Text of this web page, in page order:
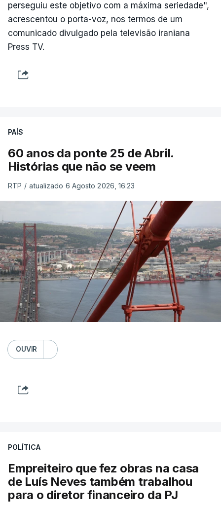
perseguiu este objetivo com a máxima seriedade",
acrescentou o porta-voz, nos termos de um
comunicado divulgado pela televisão iraniana
Press TV.
PAÍS
60 anos da ponte 25 de Abril.
Histórias que não se veem
RTP / atualizado 6 Agosto 2026, 16:23
OUVIR
POLÍTICA
Empreiteiro que fez obras na casa
de Luís Neves também trabalhou
para o diretor financeiro da PJ